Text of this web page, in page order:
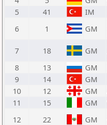
5
41 IM
6
1 GM
7 18 GM
8
13 GM
9
14 GM
10
12 GM
11
15 GM
12
22 GM